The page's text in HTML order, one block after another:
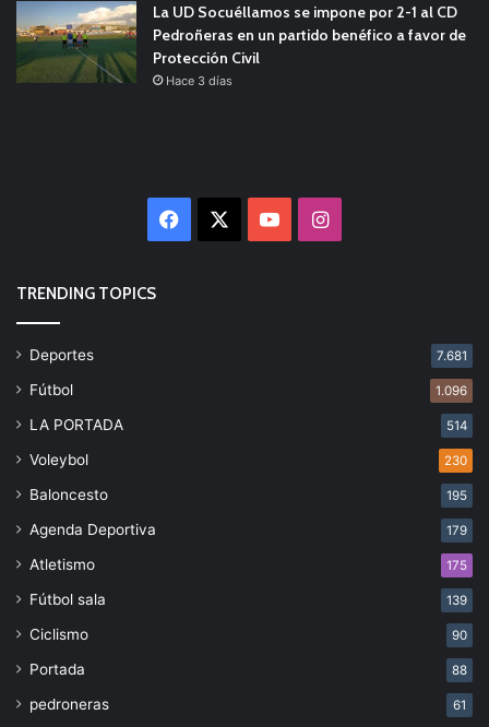
La UD Socuéllamos se impone por 2-1 al CD
Pedroñeras en un partido benéfico a favor de
Protección Civil
Hace 3 días
Facebook YouTubeInstagram
TRENDING TOPICS
Deportes 7.681
Fútbol 1.096
LA PORTADA 514
Voleybol 230
Baloncesto 195
Agenda Deportiva 179
Atletismo 175
Fútbol sala 139
Ciclismo 90
Portada 88
pedroneras 61